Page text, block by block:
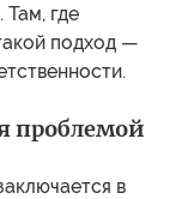
Там, где
подход —
проблемой
в